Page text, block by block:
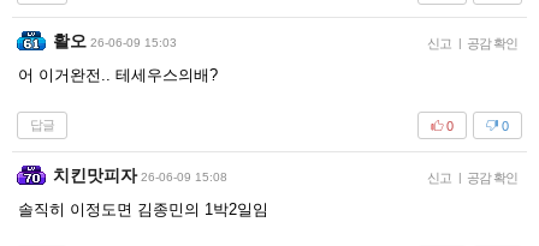
활오 26-06-09 15:03 신고 | 공감 확인
어 이거완전.. 테세우스의배?
답글 0
0
치킨맛피자 26-06-09 15:08 신고 | 공감 확인
솔직히 이정도면 김종민의 1박2일임